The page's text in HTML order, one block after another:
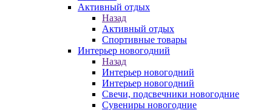
Активный отдых
Назад
Активный отдых
Спортивные товары
Интерьер новогодний
Назад
Интерьер новогодний
Интерьер новогодний
Свечи, подсвечники новогодние
Сувениры новогодние